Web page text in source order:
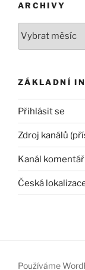
ARCHIVY
ZÁKLADNÍ
Přihlásit se
Zdroj kanálů
Kanál
Česká
Používáme